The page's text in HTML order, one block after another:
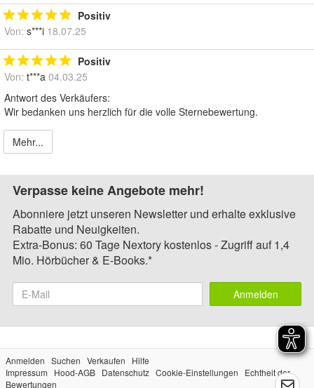
Positiv
Von: s***i 18.07.25
Positiv
Von: t***a 04.03.25
Antwort des Verkäufers:
Wir bedanken uns herzlich für die volle Sternebewertung.
Mehr...
Verpasse keine Angebote mehr!
Abonniere jetzt unseren Newsletter und erhalte exklusive
Rabatte und Neuigkeiten.
Extra-Bonus: 60 Tage Nextory kostenlos - Zugriff auf 1,4
Mio. Hörbücher & E-Books.*
Anmelden
Anmelden Suchen Verkaufen
Hilfe
Impressum
Hood-AGB Datenschutz Cookie-Einstellungen
Echtheit der
Bewertungen